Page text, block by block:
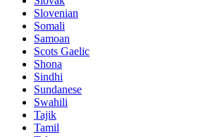
Slovenian
Somali
Samoan
Scots Gaelic
Shona
Sindhi
Sundanese
Swahili
Tajik
Tamil